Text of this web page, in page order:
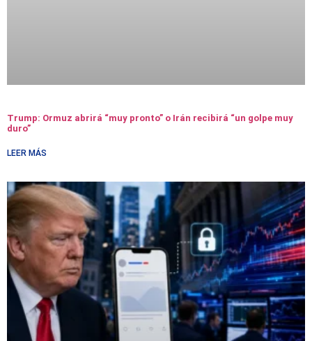
Trump: Ormuz abrirá “muy pronto” o Irán recibirá “un golpe muy
duro”
LEER MÁS